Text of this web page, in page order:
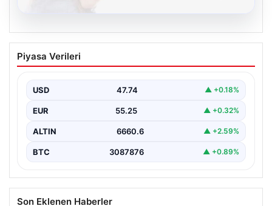
Kelebek chat adresi İle Çevrim içi
İletişimin Güvenli Adresi Ve Chat
Sanal çağında kullanıcıların kaliteli bir biçimde irtibat
Piyasa Verileri
USD 47.74 ▲ +0.18%
EUR 55.25 ▲ +0.32%
ALTIN 6660.6 ▲ +2.59%
BTC 3087876 ▲ +0.89%
Son Eklenen Haberler